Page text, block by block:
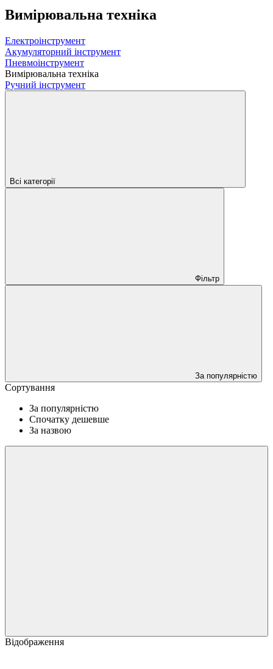
Вимірювальна техніка
Електроінструмент
Акумуляторний інструмент
Пневмоінструмент
Вимірювальна техніка
Ручний інструмент
Всі категорії
Фільтр
За популярністю
Сортування
За популярністю
Спочатку дешевше
За назвою
Відображення